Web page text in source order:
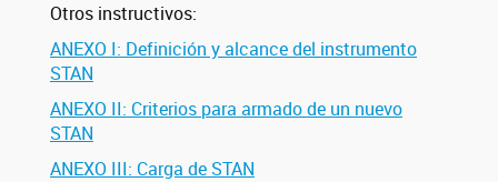
Otros instructivos:
ANEXO I: Definición y alcance del instrumento
STAN
ANEXO II: Criterios para armado de un nuevo
STAN
ANEXO III: Carga de STAN